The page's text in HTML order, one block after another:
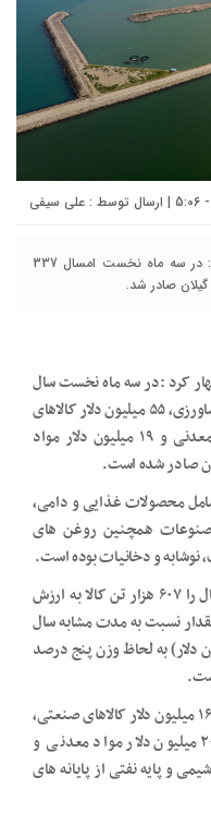
علی سیفی
مدیر کل صنعت، معدن و تجارت گیلان گفت: در سه ماه نخست امسال 337
کرد :در سه ماه نخست سال
۱۴۰۳ حدود ۷۵ میلیون دلار محصولات کشاورزی، ۵۵ میلیون دلار کالاهای
صنعتی، ۲۲ میلیون دلار مواد و صنایع معدنی و ۱۹ میلیون دلار مواد
صادر شده است.
محصولات غذایی و دامی،
مصنوعات همچنین روغن های
نوشابه و دخانیات بوده است.
وی میزان واردات در سه ماه نخست امسال را ۶۰۷ هزار تن کالا به ارزش
مقدار نسبت به مدت مشابه سال
تن کالا به ارزش ۵۵۴ میلیون دلار) به لحاظ وزن پنج درصد
پورحیدری بیان کرد: طی سه ماه گذشته ۱۶۶ میلیون دلار کالاهای صنعتی،
۱۴۵ میلیون دلار محصولات کشاورزی، ۲۰ میلیون دلار مواد معدنی و
و پایه نفتی از پایانه های